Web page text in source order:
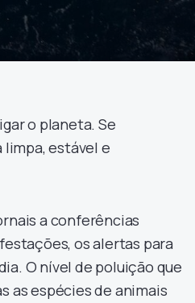
o planeta. Se
limpa, estável e
a conferências
os alertas para
O nível de poluição que
as espécies de animais